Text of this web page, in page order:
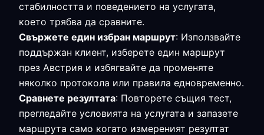
стабилността и поведението на услугата,
което трябва да сравните.
Свържете един избран маршрут: Използвайте
поддържан клиент, изберете един маршрут
през Австрия и избягвайте да променяте
няколко протокола или правила едновременно.
Сравнете резултата: Повторете същия тест,
прегледайте условията на услугата и запазете
маршрута само когато измереният резултат